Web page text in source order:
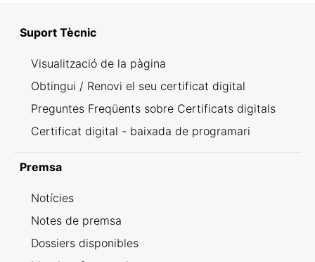
Suport Tècnic
Visualització de la pàgina
Obtingui / Renovi el seu certificat digital
Preguntes Freqüents sobre Certificats digitals
Certificat digital - baixada de programari
Premsa
Notícies
Notes de premsa
Dossiers disponibles